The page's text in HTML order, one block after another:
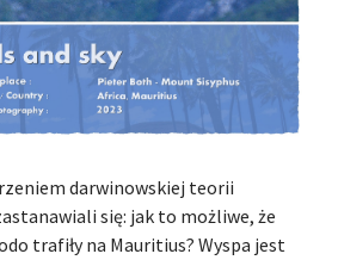
darwinowskiej teorii
się: jak to możliwe, że
trafiły na Mauritius? Wyspa jest